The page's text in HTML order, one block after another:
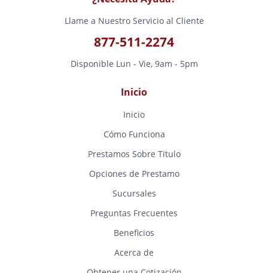
Llame a Nuestro Servicio al Cliente
877-511-2274
Disponible Lun - Vie, 9am - 5pm
Inicio
Inicio
Cómo Funciona
Prestamos Sobre Titulo
Opciones de Prestamo
Sucursales
Preguntas Frecuentes
Beneficios
Acerca de